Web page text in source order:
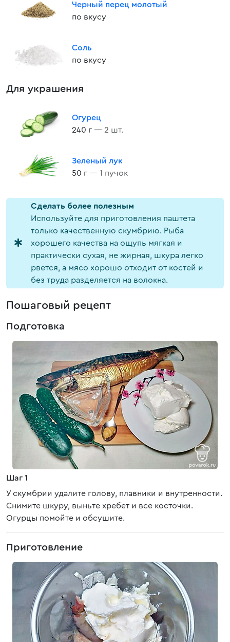
Черный перец молотый
по вкусу
Соль
по вкусу
Для украшения
Огурец
240 г — 2 шт.
Зеленый лук
50 г — 1 пучок
Cделать более полезным
Используйте для приготовления паштета
только качественную скумбрию. Рыба
хорошего качества на ощупь мягкая и
практически сухая, не жирная, шкура легко
рвется, а мясо хорошо отходит от костей и
без труда разделяется на волокна.
Пошаговый рецепт
Подготовка
Шаг 1
У скумбрии удалите голову, плавники и внутренности.
Снимите шкуру, выньте хребет и все косточки.
Огурцы помойте и обсушите.
Приготовление